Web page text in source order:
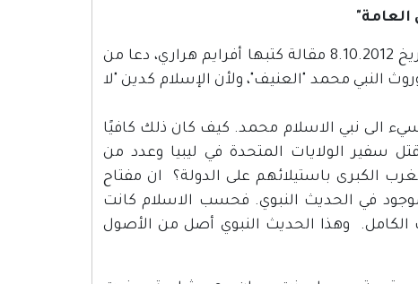
تحت عنوان "لا تنتظروا ربيعًا إسلاميًا" نشرت صحيفة "هآرتس" بتاريخ 8.10.2012 مقالة كتبها أفرايم هراري، دعا من
النبي محمد "العنيف"، ولأن الإسلام كدين "لا
الى نبي الاسلام محمد. كيف كان ذلك كافيًا
سفير الولايات المتحدة في ليبيا وعدد من
الكبرى باستيلائهم على الدولة؟ ان مفتاح
في الحديث النبوي. فحسب الاسلام كانت
وهذا الحديث النبوي أصل من الأصول